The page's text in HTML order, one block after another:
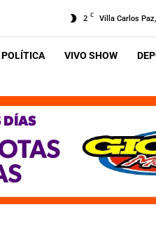
2 C Villa Carlos
POLÍTICA VIVO SHOW